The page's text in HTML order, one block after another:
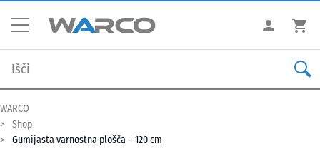
WARCO
Shop
Gumijasta varnostna plošča – 120 cm